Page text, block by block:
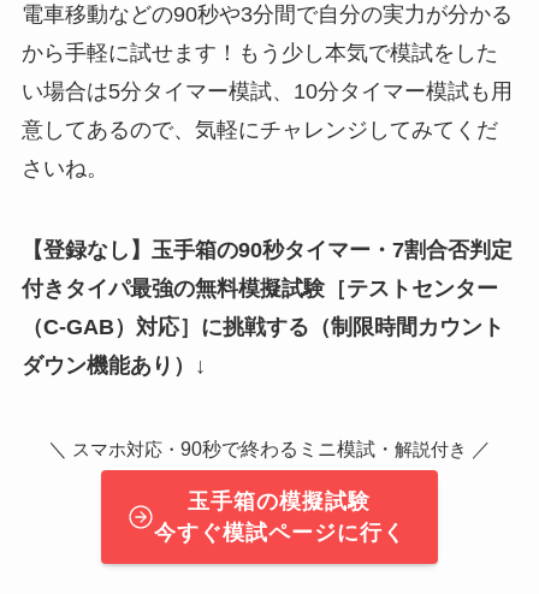
電車移動などの90秒や3分間で自分の実力が分かる
から手軽に試せます！もう少し本気で模試をした
い場合は5分タイマー模試、10分タイマー模試も用
意してあるので、気軽にチャレンジしてみてくだ
さいね。
【登録なし】玉手箱の90秒タイマー・7割合否判定
付きタイパ最強の無料模擬試験［テストセンター
（C-GAB）対応］ に挑戦する（制限時間カウント
ダウン機能あり）↓
＼ スマホ対応・ 90秒で終わるミニ模試・ 解説付き ／
玉手箱の模擬試験
今すぐ模試ページに行く